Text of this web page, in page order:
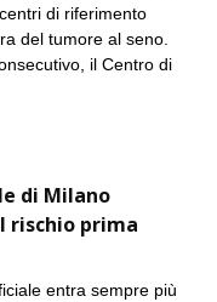
di riferimento
del tumore al seno.
il Centro di
di Milano
rischio prima
entra sempre più